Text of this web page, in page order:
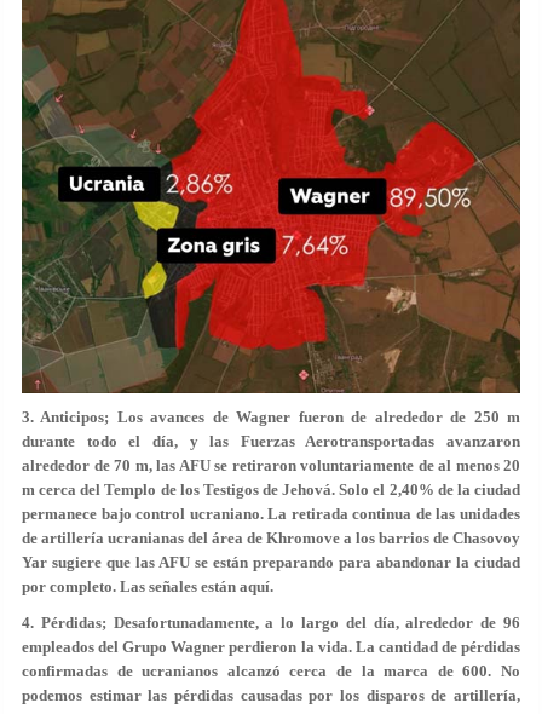
3. Anticipos; Los avances de Wagner fueron de alrededor de 250 m
durante todo el día, y las Fuerzas Aerotransportadas avanzaron
alrededor de 70 m, las AFU se retiraron voluntariamente de al menos 20
m cerca del Templo de los Testigos de Jehová. Solo el 2,40% de la ciudad
permanece bajo control ucraniano. La retirada continua de las unidades
de artillería ucranianas del área de Khromove a los barrios de Chasovoy
Yar sugiere que las AFU se están preparando para abandonar la ciudad
por completo. Las señales están aquí.
4. Pérdidas; Desafortunadamente, a lo largo del día, alrededor de 96
empleados del Grupo Wagner perdieron la vida. La cantidad de pérdidas
confirmadas de ucranianos alcanzó cerca de la marca de 600. No
podemos estimar las pérdidas causadas por los disparos de artillería,